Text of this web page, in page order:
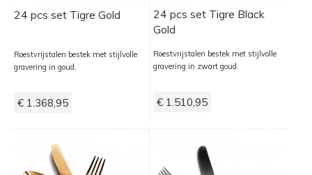
24 pcs set Tigre Gold
Roestvrijstalen bestek met stijlvolle
gravering in goud.
€ 1.368,95
24 pcs set Tigre Black
Gold
Roestvrijstalen bestek met stijlvolle
gravering in zwart goud.
€ 1.510,95